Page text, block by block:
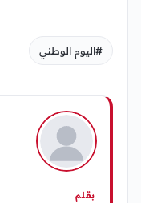
#اليوم الوطني
بقلم